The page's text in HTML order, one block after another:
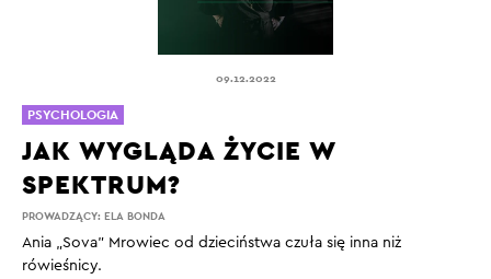
09.12.2022
PROWADZĄCY: ELA BONDA
JAK WYGLĄDA ŻYCIE W
SPEKTRUM?
Ania „Sova” Mrowiec od dzieciństwa czuła się inna niż
rówieśnicy.
PSYCHOLOGIA